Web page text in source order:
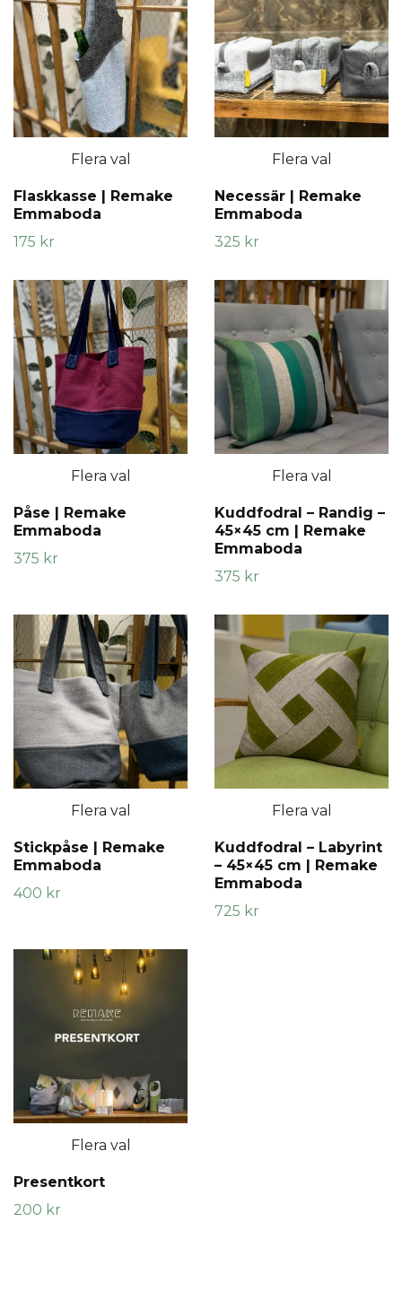
Flera val
Flaskkasse | Remake
Emmaboda
175 kr
Flera val
Necessär | Remake
Emmaboda
325 kr
Flera val
Påse | Remake
Emmaboda
375 kr
Flera val
Kuddfodral – Randig –
45×45 cm | Remake
Emmaboda
375 kr
Flera val
Stickpåse | Remake
Emmaboda
400 kr
Flera val
Kuddfodral – Labyrint
– 45×45 cm | Remake
Emmaboda
725 kr
Flera val
Presentkort
200 kr